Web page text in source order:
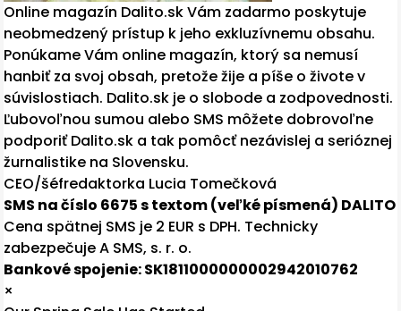
Online magazín Dalito.sk Vám zadarmo poskytuje
neobmedzený prístup k jeho exkluzívnemu obsahu.
Ponúkame Vám online magazín, ktorý sa nemusí
hanbiť za svoj obsah, pretože žije a píše o živote v
súvislostiach. Dalito.sk je o slobode a zodpovednosti.
Ľubovoľnou sumou alebo SMS môžete dobrovoľne
podporiť Dalito.sk a tak pomôcť nezávislej a serióznej
žurnalistike na Slovensku.
CEO/šéfredaktorka Lucia Tomečková
SMS na číslo 6675 s textom (veľké písmená) DALITO
Cena spätnej SMS je 2 EUR s DPH. Technicky
zabezpečuje A SMS, s. r. o.
Bankové spojenie: SK1811000000002942010762
×